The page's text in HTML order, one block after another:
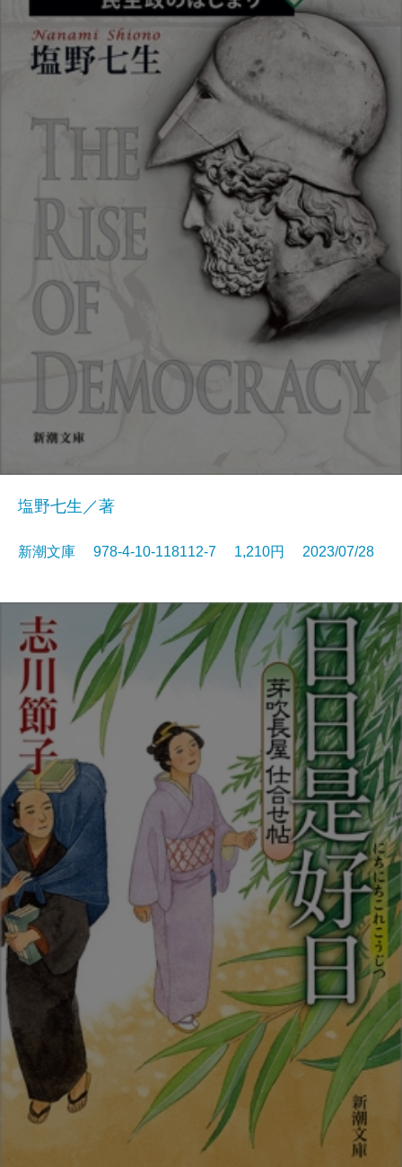
塩野七生／著
新潮文庫 978-4-10-118112-7 1,210円 2023/07/28